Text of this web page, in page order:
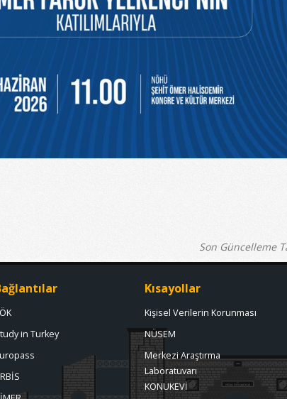
Son Güncelleme
in Turkey
Kısayollar
Kişisel Verilerin Korunması
NÜSEM
Merkezi Araştırma
Laboratuvarı
KONUKEVİ